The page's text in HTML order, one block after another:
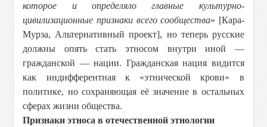
которое и определяло главные культурно-
цивилизационные признаки всего сообщества» [Кара-
Мурза, Альтернативный проект], но теперь русские
должны опять стать этносом внутри иной —
гражданской — нации. Гражданская нация видится
как индифферентная к «этнической крови» в
политике, но сохраняющая её значение в остальных
сферах жизни общества.
Признаки этноса в отечественной этнологии